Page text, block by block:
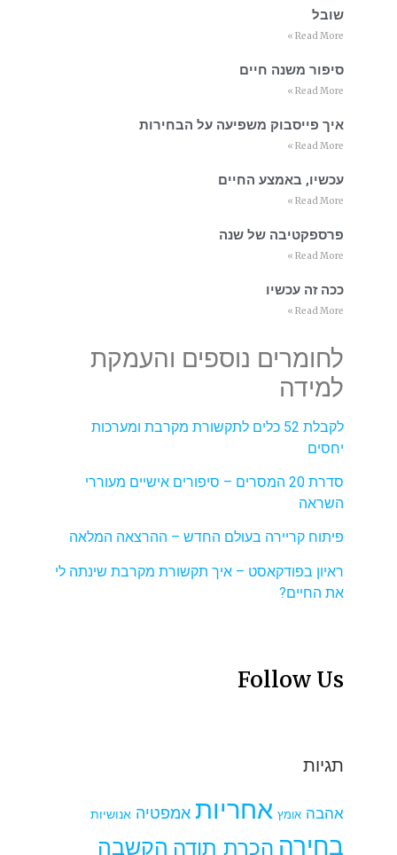
שובל
Read More »
סיפור משנה חיים
Read More »
איך פייסבוק משפיעה על הבחירות
Read More »
עכשיו, באמצע החיים
Read More »
פרספקטיבה של שנה
Read More »
ככה זה עכשיו
Read More »
לחומרים נוספים והעמקת
למידה
לקבלת 52 כלים לתקשורת מקרבת ומערכות
יחסים
סדרת 20 המסרים – סיפורים אישיים מעוררי
השראה
פיתוח קריירה בעולם החדש – ההרצאה המלאה
ראיון בפודקאסט – איך תקשורת מקרבת שינתה לי
את החיים?
Follow Us
תגיות
אהבה אומץ אחריות אמפטיה אנושיות
בחירה הכרת תודה הקשבה